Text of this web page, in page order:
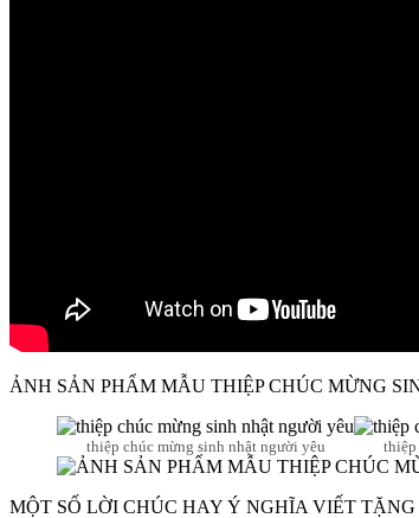
ẢNH SẢN PHẨM MẪU THIỆP CHÚC MỪNG
thiệp chúc mừng sinh nhật người yêu thiệp
MỘT SỐ LỜI CHÚC HAY Ý NGHĨA VIẾT